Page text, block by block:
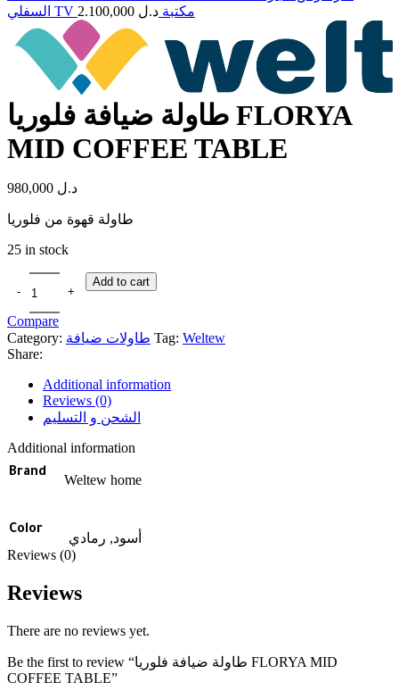
السفلي TV مكتبة د.ل
طاولة ضيافة فلوريا FLORYA
MID COFFEE TABLE
د.ل
طاولة قهوة من فلوريا
25 in stock
Add to cart
Compare
Category: طاولات ضيافة Tag: Weltew
Share:
Additional information
Reviews (0)
الشحن و التسليم
Additional information
Brand Weltew home
Color
أسود, رمادي
Reviews (0)
Reviews
There are no reviews yet.
Be the first to review “طاولة ضيافة فلوريا FLORYA MID
COFFEE TABLE”